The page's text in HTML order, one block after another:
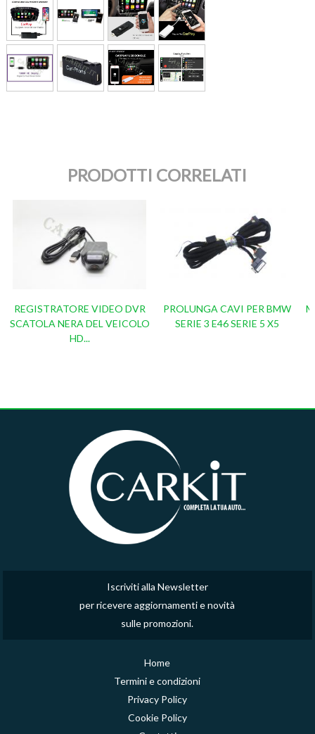
PRODOTTI CORRELATI
REGISTRATORE VIDEO DVR
SCATOLA NERA DEL VEICOLO
HD...
PROLUNGA CAVI PER BMW
SERIE 3 E46 SERIE 5 X5
Iscriviti alla Newsletter
per ricevere aggiornamenti e novità
sulle promozioni.
Home
Termini e condizioni
Privacy Policy
Cookie Policy